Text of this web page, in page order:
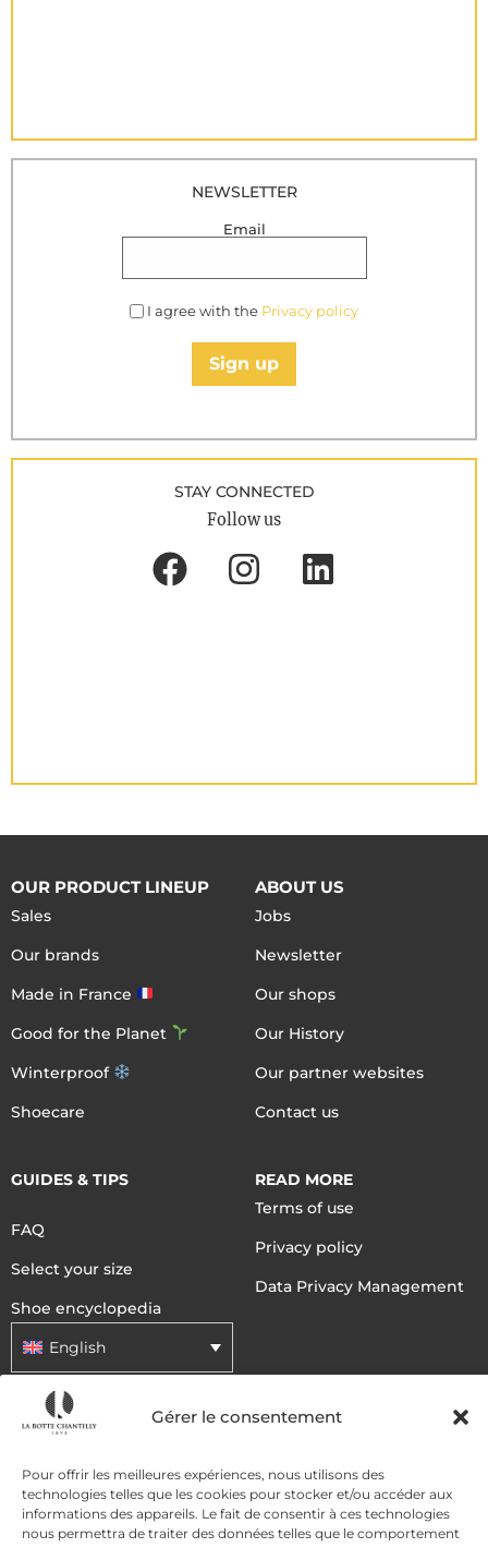
Gérer le consentement
Pour offrir les meilleures expériences, nous utilisons des
technologies telles que les cookies pour stocker et/ou accéder aux
informations des appareils. Le fait de consentir à ces technologies
nous permettra de traiter des données telles que le comportement
NEWSLETTER
Email
I agree with the Privacy policy
Sign up
STAY CONNECTED
Follow us
OUR PRODUCT LINEUP
Sales
Our brands
Made in France
Good for the Planet
Winterproof
Shoecare
ABOUT US
Jobs
Newsletter
Our shops
Our History
Our partner websites
Contact us
GUIDES & TIPS
FAQ
Select your size
Shoe encyclopedia
English
READ MORE
Terms of use
Privacy policy
Data Privacy Management
DELIVERY METHODS
PAYMENT METHODS